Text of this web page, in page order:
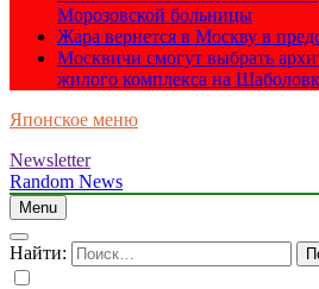
Морозовской больницы
Жара вернется в Москву в
Москвичи смогут выбрать
жилого комплекса на
Японское меню
Newsletter
Random News
Menu
Найти: